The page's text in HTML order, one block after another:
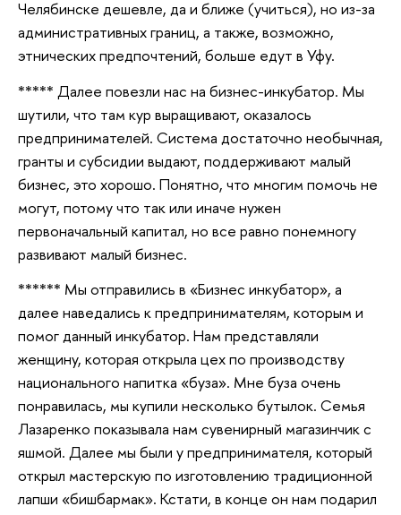
Челябинске дешевле, да и ближе (учиться), но из-за
административных границ, а также, возможно,
этнических предпочтений, больше едут в Уфу.
***** Далее повезли нас на бизнес-инкубатор. Мы
шутили, что там кур выращивают, оказалось
предпринимателей. Система достаточно необычная,
гранты и субсидии выдают, поддерживают малый
бизнес, это хорошо. Понятно, что многим помочь не
могут, потому что так или иначе нужен
первоначальный капитал, но все равно понемногу
развивают малый бизнес.
****** Мы отправились в «Бизнес инкубатор», а
далее наведались к предпринимателям, которым и
помог данный инкубатор. Нам представляли
женщину, которая открыла цех по производству
национального напитка «буза». Мне буза очень
понравилась, мы купили несколько бутылок. Семья
Лазаренко показывала нам сувенирный магазинчик с
яшмой. Далее мы были у предпринимателя, который
открыл мастерскую по изготовлению традиционной
лапши «бишбармак». Кстати, в конце он нам подарил